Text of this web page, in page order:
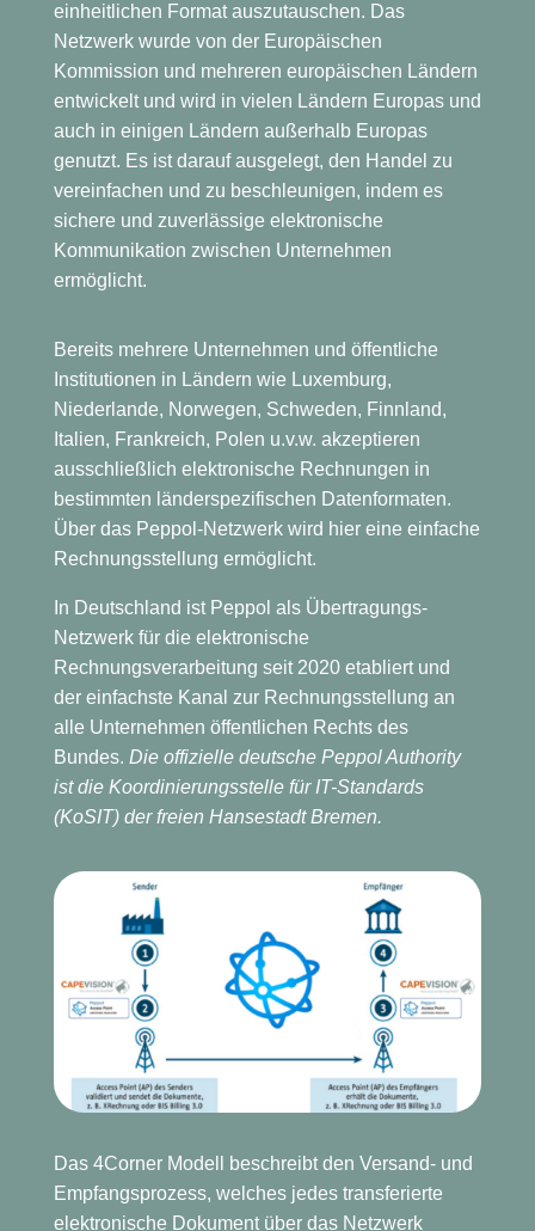
einheitlichen Format auszutauschen. Das
Netzwerk wurde von der Europäischen
Kommission und mehreren europäischen Ländern
entwickelt und wird in vielen Ländern Europas und
auch in einigen Ländern außerhalb Europas
genutzt. Es ist darauf ausgelegt, den Handel zu
vereinfachen und zu beschleunigen, indem es
sichere und zuverlässige elektronische
Kommunikation zwischen Unternehmen
ermöglicht.
Bereits mehrere Unternehmen und öffentliche
Institutionen in Ländern wie Luxemburg,
Niederlande, Norwegen, Schweden, Finnland,
Italien, Frankreich, Polen u.v.w. akzeptieren
ausschließlich elektronische Rechnungen in
bestimmten länderspezifischen Datenformaten.
Über das Peppol-Netzwerk wird hier eine einfache
Rechnungsstellung ermöglicht.
In Deutschland ist Peppol als Übertragungs-
Netzwerk für die elektronische
Rechnungsverarbeitung seit 2020 etabliert und
der einfachste Kanal zur Rechnungsstellung an
alle Unternehmen öffentlichen Rechts des
Bundes. Die offizielle deutsche Peppol Authority
ist die Koordinierungsstelle für IT-Standards
(KoSIT) der freien Hansestadt Bremen.
Das 4Corner Modell beschreibt den Versand- und
Empfangsprozess, welches jedes transferierte
elektronische Dokument über das Netzwerk